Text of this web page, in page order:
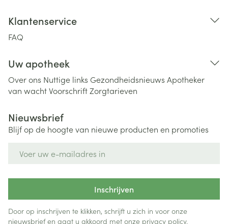
Klantenservice
FAQ
Uw apotheek
Over ons Nuttige links Gezondheidsnieuws Apotheker
van wachtVoorschriftZorgtarieven
Nieuwsbrief
Blijf op de hoogte van nieuwe producten en promoties
Inschrijven
Door op inschrijven te klikken, schrijft u zich in voor onze
nieuwsbrief en gaat u akkoord met onze privacy policy.